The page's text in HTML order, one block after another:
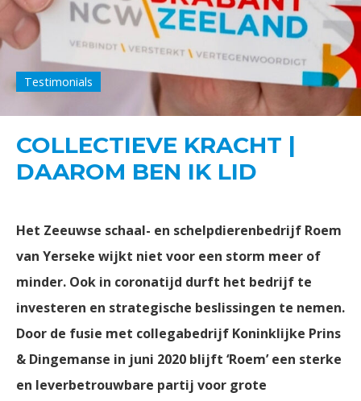
Testimonials
COLLECTIEVE KRACHT |
DAAROM BEN IK LID
Het Zeeuwse schaal- en schelpdierenbedrijf Roem
van Yerseke wijkt niet voor een storm meer of
minder. Ook in coronatijd durft het bedrijf te
investeren en strategische beslissingen te nemen.
Door de fusie met collegabedrijf Koninklijke Prins
& Dingemanse in juni 2020 blijft ‘Roem’ een sterke
en leverbetrouwbare partij voor grote